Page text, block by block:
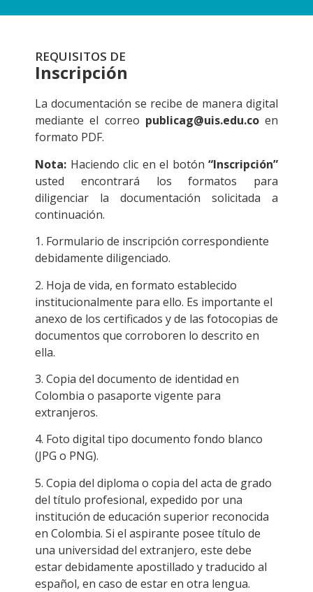
REQUISITOS DE
Inscripción
La documentación se recibe de manera digital
mediante el correo publicag@uis.edu.coen
formato PDF.
Nota: Haciendo clic en el botón “Inscripción”
usted encontrará los formatos para
diligenciar la documentación solicitada a
continuación.
1. Formulario de inscripción correspondiente
debidamente diligenciado.
2. Hoja de vida, en formato establecido
institucionalmente para ello. Es importante el
anexo de los certificados y de las fotocopias de
documentos que corroboren lo descrito en
ella.
3. Copia del documento de identidad en
Colombia o pasaporte vigente para
extranjeros.
4. Foto digital tipo documento fondo blanco
(JPG o PNG).
5. Copia del diploma o copia del acta de grado
del título profesional, expedido por una
institución de educación superior reconocida
en Colombia. Si el aspirante posee título de
una universidad del extranjero, este debe
estar debidamente apostillado y traducido al
español, en caso de estar en otra lengua.